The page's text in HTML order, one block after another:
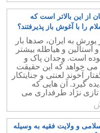
از این بالاتر است که
را با آغوش باز پذیرفتند؟
یورش به ایران، صدها بار
و استالین و هیاطله بیشتر
است. وجدان پاک و
خواهد که این حقیقت
آخوند لعنتی و جنایتکار
گیرد. آن هایی که
تازی نژاد طرفداری می
بدورند.
و ولایت فقیه به وسیله